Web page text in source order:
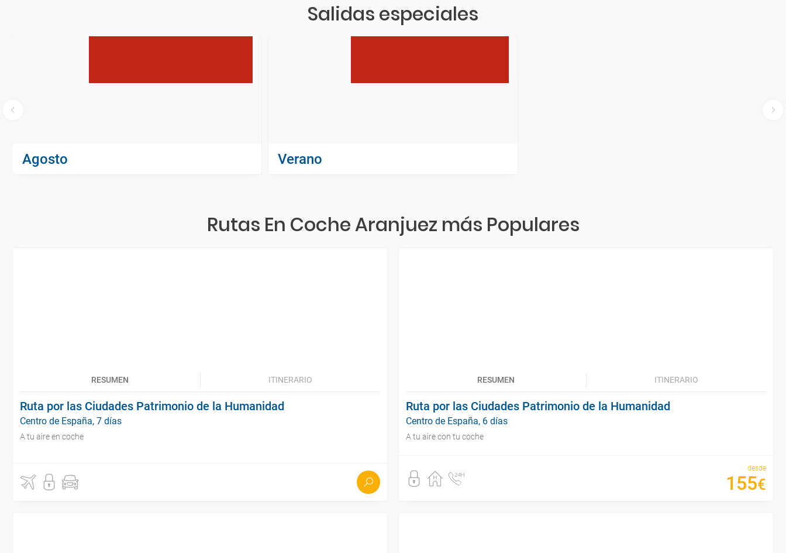
Salidas especiales
Agosto Verano
Rutas En Coche Aranjuez más Populares
RESUMEN ITINERARIO
Ruta por las Ciudades Patrimonio de la Humanidad
Centro de España, 7 días
A tu aire en coche
RESUMEN ITINERARIO
Ruta por las Ciudades Patrimonio de la Humanidad
Centro de España, 6 días
A tu aire con tu coche
desde
155€